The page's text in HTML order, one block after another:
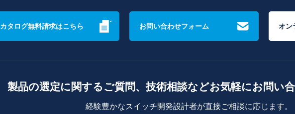
カタログ無料請求はこちら お問い合わせフォーム オン
製品の選定に関するご質問、技術相談などお気軽にお問い
経験豊かなスイッチ開発設計者が直接ご相談に応じます。